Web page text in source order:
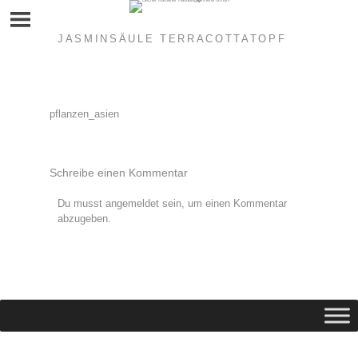
JASMINSÄULE TERRACOTTATOPF
Beitragsnavigation
pflanzen_asien
Schreibe einen Kommentar
Du musst angemeldet sein, um einen Kommentar
abzugeben.